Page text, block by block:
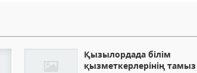
Қызылордада білім
қызметкерлерінің тамыз